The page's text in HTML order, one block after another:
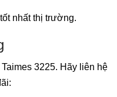
nhất thị trường.
3225. Hãy liên hệ